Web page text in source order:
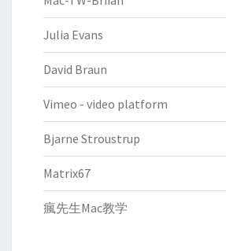
Julia Evans
David Braun
Vimeo - video platform
Bjarne Stroustrup
Matrix67
瘋先生Mac教学